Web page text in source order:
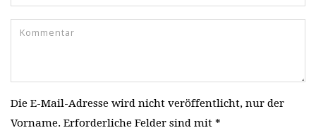
Die E-Mail-Adresse wird nicht veröffentlicht, nur der
Vorname. Erforderliche Felder sind mit *